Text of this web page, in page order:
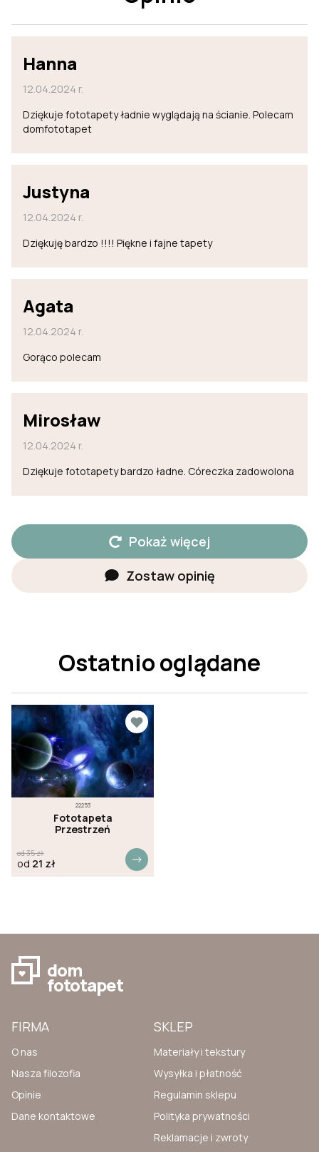
Hanna
12.04.2024 r.
Dziękuje fototapety ładnie wyglądają na ścianie. Polecam
domfototapet
Justyna
12.04.2024 r.
Dziękuję bardzo !!!! Piękne i fajne tapety
Agata
12.04.2024 r.
Gorąco polecam
Mirosław
12.04.2024 r.
Dziękuje fototapety bardzo ładne. Córeczka zadowolona
Pokaż więcej
Zostaw opinię
Ostatnio oglądane
22253
Fototapeta
Przestrzeń
od35zł
od 21 zł
dom
fototapet
FIRMA
O nas
Nasza filozofia
Opinie
Dane kontaktowe
SKLEP
Materiały i tekstury
Wysyłka i płatność
Regulamin sklepu
Polityka prywatności
Reklamacje i zwroty